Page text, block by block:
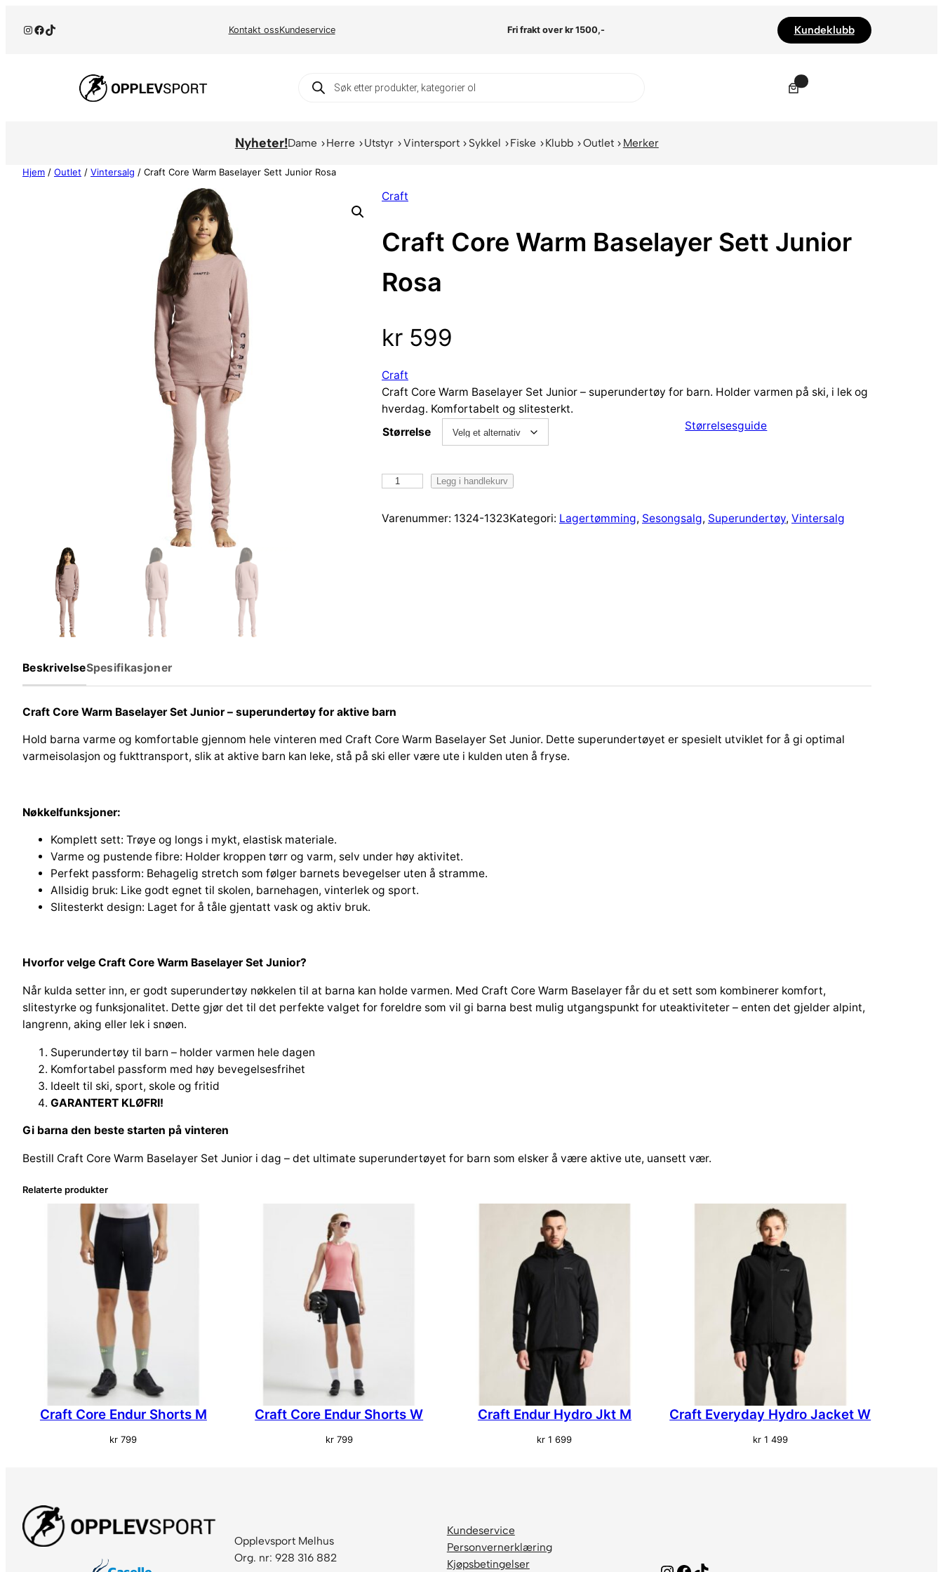
Instagram
Facebook
TikTok Kontakt ossKundeservice Fri frakt over kr 1500,- Kundeklubb
Products
search
Nyheter!Dame Herre Utstyr Vintersport Sykkel Fiske Klubb Outlet Merker
Hjem / Outlet / Vintersalg / Craft Core Warm Baselayer Sett Junior Rosa
Craft
Craft Core Warm Baselayer Sett Junior
Rosa
kr 599
Craft
Craft Core Warm Baselayer Set Junior – superundertøy for barn. Holder varmen på ski, i lek og
hverdag. Komfortabelt og slitesterkt.
Størrelsesguide
Størrelse
a
m
a
s
e
S
e
t
o
r
l
Legg i handlekurv
Varenummer: 1324-1323Kategori: Lagertømming, Sesongsalg, Superundertøy, Vintersalg
BeskrivelseSpesifikasjoner
Craft Core Warm Baselayer Set Junior – superundertøy for aktive barn
Hold barna varme og komfortable gjennom hele vinteren med Craft Core Warm Baselayer Set Junior. Dette superundertøyet er spesielt utviklet for å gi optimal
varmeisolasjon og fukttransport, slik at aktive barn kan leke, stå på ski eller være ute i kulden uten å fryse.
Nøkkelfunksjoner:
Komplett sett: Trøye og longs i mykt, elastisk materiale.
Varme og pustende fibre: Holder kroppen tørr og varm, selv under høy aktivitet.
Perfekt passform: Behagelig stretch som følger barnets bevegelser uten å stramme.
Allsidig bruk: Like godt egnet til skolen, barnehagen, vinterlek og sport.
Slitesterkt design: Laget for å tåle gjentatt vask og aktiv bruk.
Hvorfor velge Craft Core Warm Baselayer Set Junior?
Når kulda setter inn, er godt superundertøy nøkkelen til at barna kan holde varmen. Med Craft Core Warm Baselayer får du et sett som kombinerer komfort,
slitestyrke og funksjonalitet. Dette gjør det til det perfekte valget for foreldre som vil gi barna best mulig utgangspunkt for uteaktiviteter – enten det gjelder alpint,
langrenn, aking eller lek i snøen.
Superundertøy til barn – holder varmen hele dagen
Komfortabel passform med høy bevegelsesfrihet
Ideelt til ski, sport, skole og fritid
GARANTERT KLØFRI!
Gi barna den beste starten på vinteren
Bestill Craft Core Warm Baselayer Set Junior i dag – det ultimate superundertøyet for barn som elsker å være aktive ute, uansett vær.
Relaterte produkter
Craft Core Endur Shorts M
kr 799
Craft Core Endur Shorts W
kr799
Craft Endur Hydro Jkt M
kr 1 699
Craft Everyday Hydro Jacket W
kr1 499
Opplevsport Melhus
Org. nr: 928 316 882
Kundeservice
Personvernerklæring
Kjøpsbetingelser